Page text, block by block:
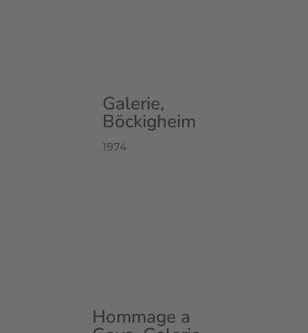
Galerie,
Böckigheim
1974
Hommage a